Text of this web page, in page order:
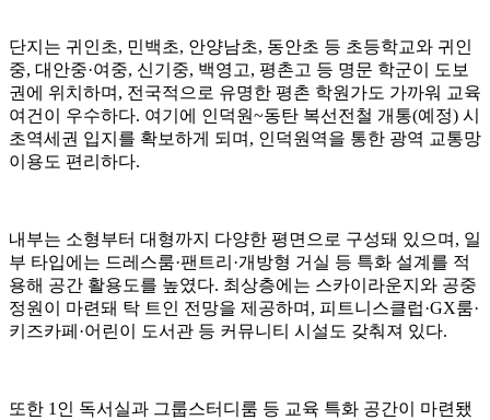
단지는 귀인초, 민백초, 안양남초, 동안초 등 초등학교와 귀인
중, 대안중·여중, 신기중, 백영고, 평촌고 등 명문 학군이 도보
권에 위치하며, 전국적으로 유명한 평촌 학원가도 가까워 교육
여건이 우수하다. 여기에 인덕원~동탄 복선전철 개통(예정) 시
초역세권 입지를 확보하게 되며, 인덕원역을 통한 광역 교통망
이용도 편리하다.
내부는 소형부터 대형까지 다양한 평면으로 구성돼 있으며, 일
부 타입에는 드레스룸·팬트리·개방형 거실 등 특화 설계를 적
용해 공간 활용도를 높였다. 최상층에는 스카이라운지와 공중
정원이 마련돼 탁 트인 전망을 제공하며, 피트니스클럽·GX룸·
키즈카페·어린이 도서관 등 커뮤니티 시설도 갖춰져 있다.
또한 1인 독서실과 그룹스터디룸 등 교육 특화 공간이 마련됐